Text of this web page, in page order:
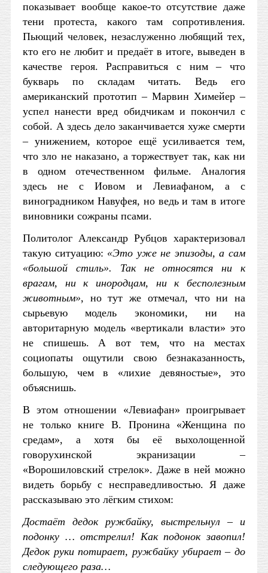
показывает вообще какое-то отсутствие даже
тени протеста, какого там сопротивления.
Пьющий человек, незаслуженно любящий тех,
кто его не любит и предаёт в итоге, выведен в
качестве героя. Расправиться с ним – что
букварь по складам читать. Ведь его
американский прототип – Марвин Химейер –
успел нанести вред обидчикам и покончил с
собой. А здесь дело заканчивается хуже смерти
– унижением, которое ещё усиливается тем,
что зло не наказано, а торжествует так, как ни
в одном отечественном фильме. Аналогия
здесь не с Иовом и Левиафаном, а с
виноградником Навуфея, но ведь и там в итоге
виновники сожраны псами.
Политолог Александр Рубцов характеризовал
такую ситуацию: «Это уже не эпизоды, а сам
«большой стиль». Так не относятся ни к
врагам, ни к инородцам, ни к бесполезным
животным», но тут же отмечал, что ни на
сырьевую модель экономики, ни на
авторитарную модель «вертикали власти» это
не спишешь. А вот тем, что на местах
социопаты ощутили свою безнаказанность,
большую, чем в «лихие девяностые», это
объяснишь.
В этом отношении «Левиафан» проигрывает
не только книге В. Пронина «Женщина по
средам», а хотя бы её выхолощенной
говорухинской экранизации –
«Ворошиловский стрелок». Даже в ней можно
видеть борьбу с несправедливостью. Я даже
рассказываю это лёгким стихом:
Достаёт дедок ружбайку, выстрельнул – и
подонку … отстрелил! Как подонок завопил!
Дедок руки потирает, ружбайку убирает – до
следующего раза…